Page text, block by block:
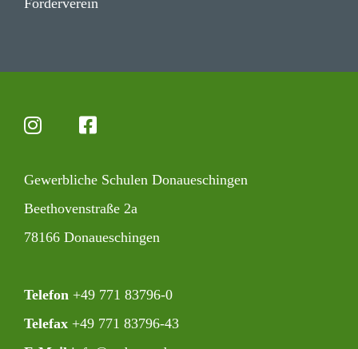
Gewerb­liche Schulen Donaueschingen
Beet­ho­ven­straße 2a
78166 Donaueschingen
Telefon +49 771 83796-0‍
Telefax+49 771 83796-43